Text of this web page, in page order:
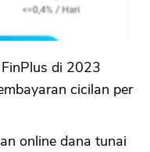
cicilan per
online dana tunai